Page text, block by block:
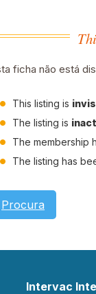
ficha não está
This listing is
The listing is
The membership
The listing has
Procura
Intervac